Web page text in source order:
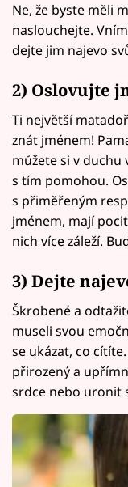
Ne, že byste měli
naslouchejte.
dejte jim najevo
2) Oslovujte
Ti největší
znát jménem!
můžete si v
s tím pomohou.
s přiměřeným
jménem, mají
nich více záleží.
3) Dejte
Škrobené a
museli svou
se ukázat, co
přirozený a
srdce nebo uronit